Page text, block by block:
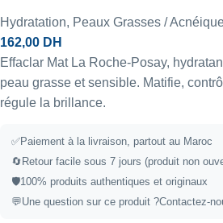
Hydratation, Peaux Grasses /
162,00 DH
Effaclar Mat La Roche-Posay,
peau grasse et sensible. Matifie,
régule la brillance.
✅Paiement à la livraison, partout au Maroc
🔄Retour facile sous 7 jours (produit non
🛡️100% produits authentiques et originaux
💬Une question sur ce produit ?Contactez-